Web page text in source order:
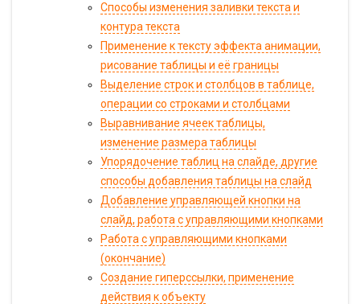
Способы изменения заливки текста и
контура текста
Применение к тексту эффекта анимации,
рисование таблицы и её границы
Выделение строк и столбцов в таблице,
операции со строками и столбцами
Выравнивание ячеек таблицы,
изменение размера таблицы
Упорядочение таблиц на слайде, другие
способы добавления таблицы на слайд
Добавление управляющей кнопки на
слайд, работа с управляющими кнопками
Работа с управляющими кнопками
(окончание)
Создание гиперссылки, применение
действия к объекту